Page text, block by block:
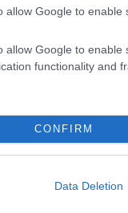
allow Google to enable
allow Google to
functionality and
CONFIRM
Data Deletion
Commissariato
i tuoi
+39 345 356 7512